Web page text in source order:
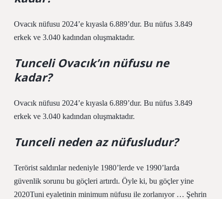
Ovacık nüfusu 2024’e kıyasla 6.889’dur. Bu nüfus 3.849
erkek ve 3.040 kadından oluşmaktadır.
Tunceli Ovacık’ın nüfusu ne
kadar?
Ovacık nüfusu 2024’e kıyasla 6.889’dur. Bu nüfus 3.849
erkek ve 3.040 kadından oluşmaktadır.
Tunceli neden az nüfusludur?
Terörist saldırılar nedeniyle 1980’lerde ve 1990’larda
güvenlik sorunu bu göçleri artırdı. Öyle ki, bu göçler yine
2020Tuni eyaletinin minimum nüfusu ile zorlanıyor … Şehrin